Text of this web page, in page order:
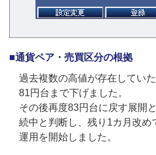
■通貨ペア・売買区分の根拠
過去複数の高値が存在してい
81円台まで下げました。
その後再度83円台に戻す展開
続中と判断し、残り1カ月改め
運用を開始しました。